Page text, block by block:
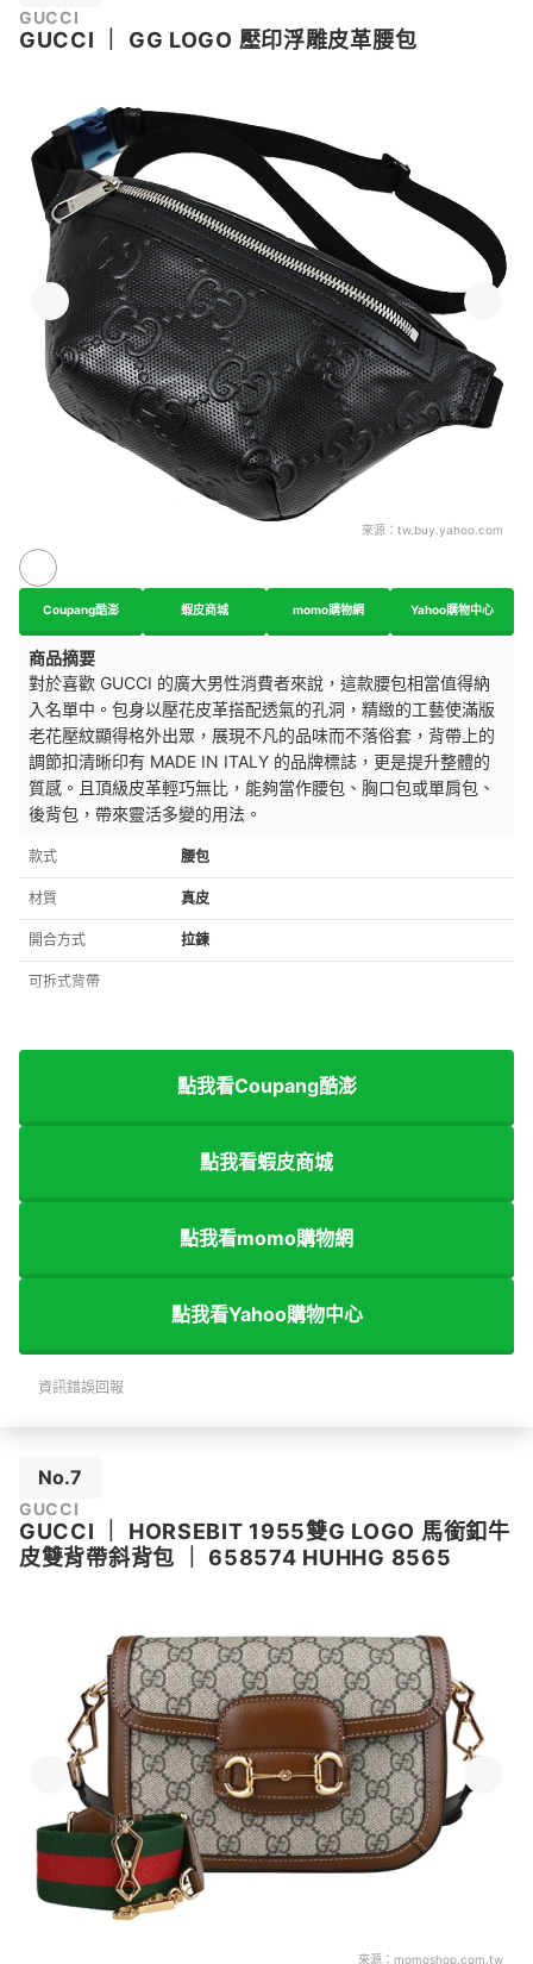
GUCCI
GUCCI GG LOGO 壓印浮雕皮革腰包
來源： tw.buy.yahoo.com
Coupang酷澎 蝦皮商城 momo購物網 Yahoo購物中心
商品摘要
對於喜歡 GUCCI 的廣大男性消費者來說，這款腰包相當值得納
入名單中。包身以壓花皮革搭配透氣的孔洞，精緻的工藝使滿版
老花壓紋顯得格外出眾，展現不凡的品味而不落俗套， 背帶上的
調節扣清晰印有 MADE IN ITALY 的品牌標誌，更是提升整體的
質感 。且頂級皮革輕巧無比，能夠當作腰包、胸口包或單肩包、
後背包，帶來靈活多變的用法。
款式 腰包
材質 真皮
開合方式 拉鍊
可拆式背帶
點我看Coupang酷澎
點我看蝦皮商城
點我看momo購物網
點我看Yahoo購物中心
資訊錯誤回報
No.7
GUCCI
GUCCI
HORSEBIT 1955雙G LOGO 馬銜釦牛
皮雙背帶斜背包 ｜658574 HUHHG 8565
來源： momoshop.com.tw